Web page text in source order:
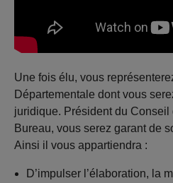
Une fois élu, vous
Départementale dont vous
juridique. Président du Conseil
Bureau, vous serez garant de
Ainsi il vous appartiendra :
D’impulser l’élaboration, la